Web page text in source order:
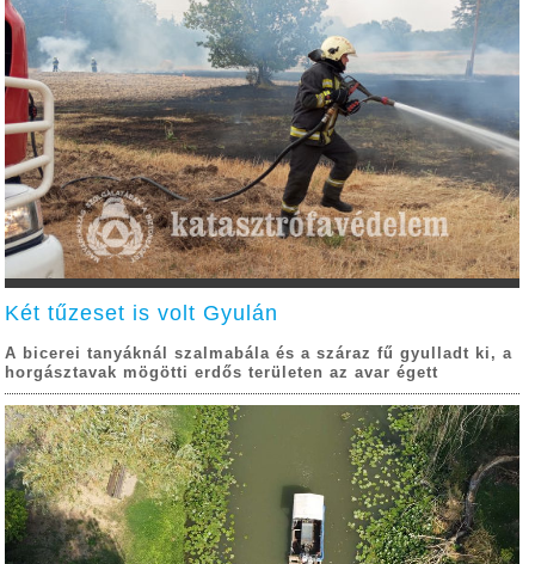
Két tűzeset is volt Gyulán
A bicerei tanyáknál szalmabála és a száraz fű gyulladt ki, a
horgásztavak mögötti erdős területen az avar égett